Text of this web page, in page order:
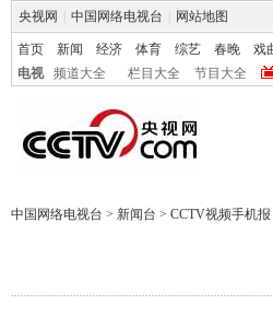
央视网 中国网络电视台 网站地图
首页 新闻 经济 体育 综艺 春晚 戏
电视
频道大全 栏目大全 节目大全
中国网络电视台 > 新闻台 > CCTV视频手机报